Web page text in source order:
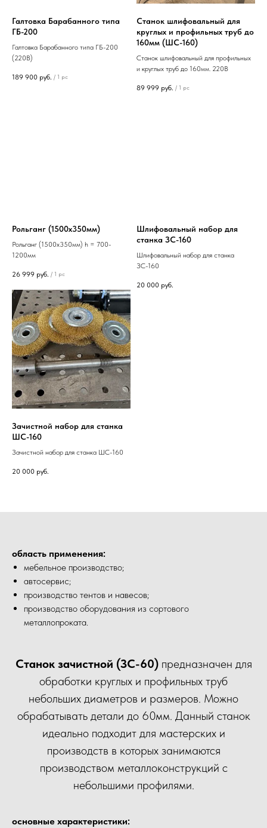
Галтовка Барабанного типа
ГБ-200
Галтовка Барабанного типа ГБ-200
(220В)
189 900 руб. / 1 pc
Станок шлифовальный для
круглых и профильных труб до
160мм (ШС-160)
Станок шлифовальный для профильных
и круглых труб до 160мм. 220В
89 999 руб. / 1 pc
Рольганг (1500х350мм)
Рольганг (1500х350мм) h = 700-
1200мм
26 999 руб. / 1 pc
Шлифовальный набор для
станка ЗС-160
Шлифовальный набор для станка
ЗС-160
20 000 руб.
Зачистной набор для станка
ШС-160
Зачистной набор для станка ШС-160
20 000 руб.
область применения:
мебельное производство;
автосервис;
производство тентов и навесов;
производство оборудования из сортового
металлопроката.
Станок зачистной (ЗС-60) предназначен для
обработки круглых и профильных труб
небольших диаметров и размеров. Можно
обрабатывать детали до 60мм. Данный станок
идеально подходит для мастерских и
производств в которых занимаются
производством металлоконструкций с
небольшими профилями.
основные характеристики: